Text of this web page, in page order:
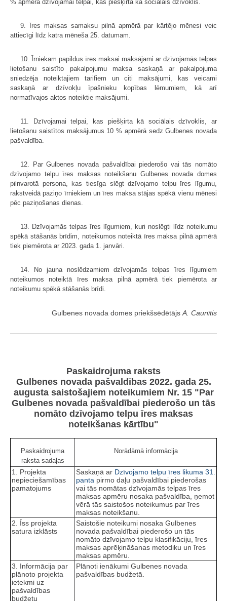
% apmērā dzīvojamai telpai, kas piešķirta kā sociālais dzīvoklis.
9. Īres maksas samaksu pilnā apmērā par kārtējo mēnesi veic
attiecīgi līdz katra mēneša 25. datumam.
10. Īrniekam papildus īres maksai maksājami ar dzīvojamās telpas
lietošanu saistīto pakalpojumu maksa saskaņā ar pakalpojuma
sniedzēja noteiktajiem tarifiem un citi maksājumi, kas veicami
saskaņā ar dzīvokļu īpašnieku kopības lēmumiem, kā arī
normatīvajos aktos noteiktie maksājumi.
11. Dzīvojamai telpai, kas piešķirta kā sociālais dzīvoklis, ar
lietošanu saistītos maksājumus 10 % apmērā sedz Gulbenes novada
pašvaldība.
12. Par Gulbenes novada pašvaldībai piederošo vai tās nomāto
dzīvojamo telpu īres maksas noteikšanu Gulbenes novada domes
pilnvarotā persona, kas tiesīga slēgt dzīvojamo telpu īres līgumu,
rakstveidā paziņo īrniekiem un īres maksa stājas spēkā vienu mēnesi
pēc paziņošanas dienas.
13. Dzīvojamās telpas īres līgumiem, kuri noslēgti līdz noteikumu
spēkā stāšanās brīdim, noteikumos noteiktā īres maksa pilnā apmērā
tiek piemērota ar 2023. gada 1. janvāri.
14. No jauna noslēdzamiem dzīvojamās telpas īres līgumiem
noteikumos noteiktā īres maksa pilnā apmērā tiek piemērota ar
noteikumu spēkā stāšanās brīdi.
Gulbenes novada domes priekšsēdētājs A. Caunītis
Paskaidrojuma raksts
Gulbenes novada pašvaldības 2022. gada 25.
augusta saistošajiem noteikumiem Nr. 15 "Par
Gulbenes novada pašvaldībai piederošo un tās
nomāto dzīvojamo telpu īres maksas
noteikšanas kārtību"
Paskaidrojuma
raksta sadaļas
Norādāmā informācija
1. Projekta
nepieciešamības
pamatojums
Saskaņā ar Dzīvojamo telpu īres likuma 31.
panta pirmo daļu pašvaldībai piederošas
vai tās nomātas dzīvojamās telpas īres
maksas apmēru nosaka pašvaldība, ņemot
vērā tās saistošos noteikumus par īres
maksas noteikšanu.
2. Īss projekta
satura izklāsts
Saistošie noteikumi nosaka Gulbenes
novada pašvaldībai piederošo un tās
nomāto dzīvojamo telpu klasifikāciju, īres
maksas aprēķināšanas metodiku un īres
maksas apmēru.
3. Informācija par
plānoto projekta
ietekmi uz
pašvaldības
budžetu
Plānoti ienākumi Gulbenes novada
pašvaldības budžetā.